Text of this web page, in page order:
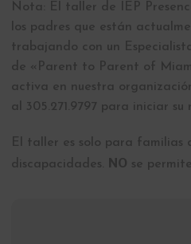
Nota: El taller de IEP
los padres que están
trabajando con un
de «Parent to Parent of
activa en nuestra
al 305.271.9797 para iniciar su
El taller es solo para familias
discapacidades. NO se